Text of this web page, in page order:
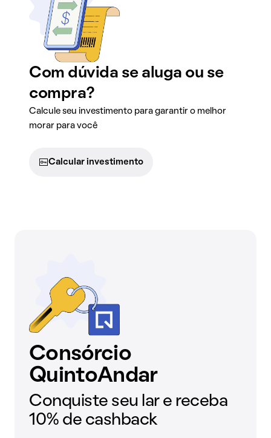
Com dúvida se aluga ou se
compra?
Calcule seu investimento para garantir o melhor
morar para você
Calcular investimento
Consórcio
QuintoAndar
Conquiste seu lar e receba
10% de cashback